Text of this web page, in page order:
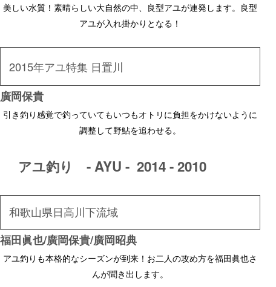
美しい水質！素晴らしい大自然の中、良型アユが連発します。良型
アユが入れ掛かりとなる！
2015年アユ特集 日置川
廣岡保貴
引き釣り感覚で釣っていてもいつもオトリに負担をかけないように
調整して野鮎を追わせる。
アユ釣り - AYU - 2014 - 2010
和歌山県日高川下流域
福田眞也/廣岡保貴/廣岡昭典
アユ釣りも本格的なシーズンが到来！お二人の攻め方を福田眞也さ
んが聞き出します。